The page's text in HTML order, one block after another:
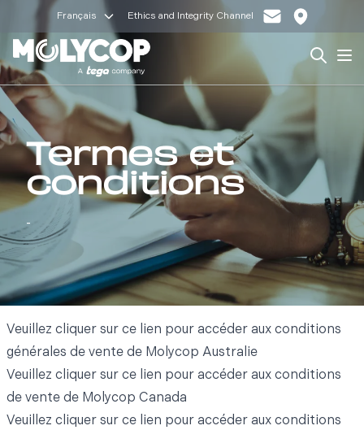
Français Ethics and Integrity Channel
Search
Termes et
conditions
-
Veuillez cliquer sur ce lien pour accéder aux conditions
générales de vente de Molycop Australie
Veuillez cliquer sur ce lien pour accéder aux conditions
de vente de Molycop Canada
Veuillez cliquer sur ce lien pour accéder aux conditions